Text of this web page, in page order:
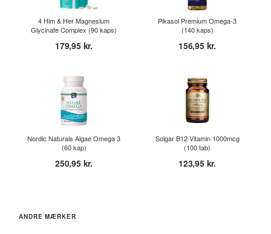
4 Him & Her Magnesium
Glycinate Complex (90 kaps)
179,95 kr.
Pikasol Premium Omega-3
(140 kaps)
156,95 kr.
Nordic Naturals Algae Omega 3
(60 kap)
250,95 kr.
Solgar B12 Vitamin 1000mcg
(100 tab)
123,95 kr.
ANDRE MÆRKER